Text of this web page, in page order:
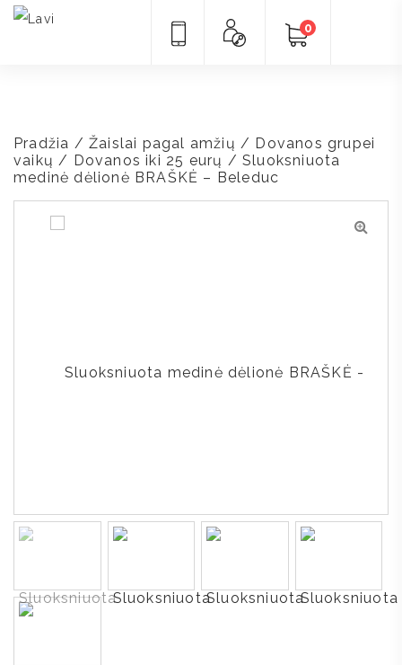
0
Pradžia /Žaislai pagal amžių / Dovanos grupei
vaikų / Dovanos iki 25 eurų / Sluoksniuota
medinė dėlionė BRAŠKĖ – Beleduc